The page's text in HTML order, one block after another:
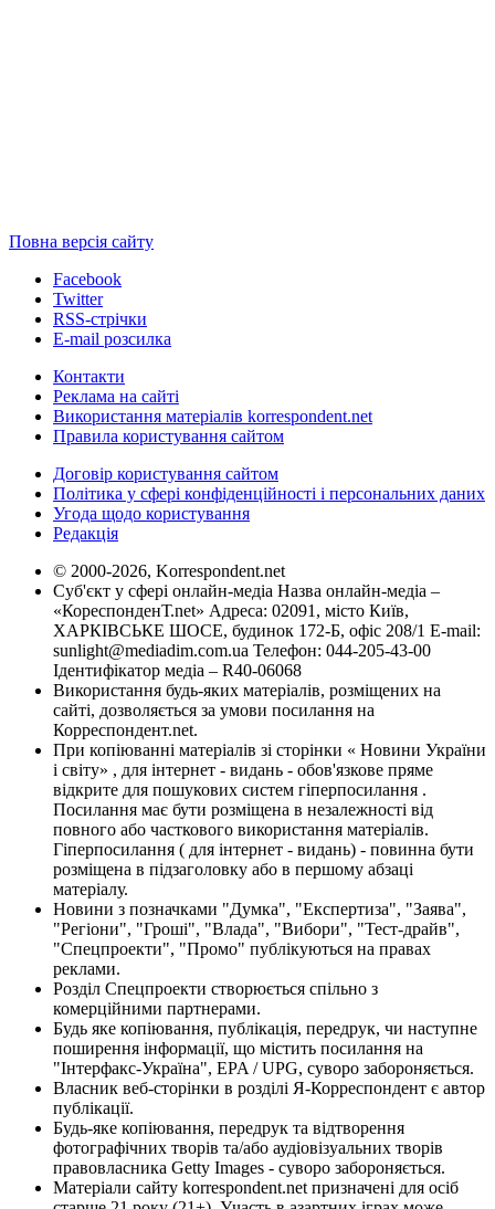
Повна версія сайту
Facebook
Twitter
RSS-стрічки
E-mail розсилка
Контакти
Реклама на сайті
Використання матеріалів korrespondent.net
Правила користування сайтом
Договір користування сайтом
Політика у сфері конфіденційності і персональних даних
Угода щодо користування
Редакція
© 2000-2026, Korrespondent.net
Суб'єкт у сфері онлайн-медіа Назва онлайн-медіа –
«КореспонденТ.net» Адреса: 02091, місто Київ,
ХАРКІВСЬКЕ ШОСЕ, будинок 172-Б, офіс 208/1 E-mail:
sunlight@mediadim.com.ua Телефон: 044-205-43-00
Ідентифікатор медіа – R40-06068
Використання будь-яких матеріалів, розміщених на
сайті, дозволяється за умови посилання на
Корреспондент.net.
При копіюванні матеріалів зі сторінки « Новини України
і світу» , для інтернет - видань - обов'язкове пряме
відкрите для пошукових систем гіперпосилання .
Посилання має бути розміщена в незалежності від
повного або часткового використання матеріалів.
Гіперпосилання ( для інтернет - видань) - повинна бути
розміщена в підзаголовку або в першому абзаці
матеріалу.
Новини з позначками "Думка", "Експертиза", "Заява",
"Регіони", "Гроші", "Влада", "Вибори", "Тест-драйв",
"Спецпроекти", "Промо" публікуються на правах
реклами.
Розділ Спецпроекти створюється спільно з
комерційними партнерами.
Будь яке копіювання, публікація, передрук, чи наступне
поширення інформації, що містить посилання на
"Інтерфакс-Україна", EPA / UPG, суворо забороняється.
Власник веб-сторінки в розділі Я-Корреспондент є автор
публікації.
Будь-яке копіювання, передрук та відтворення
фотографічних творів та/або аудіовізуальних творів
правовласника Getty Images - суворо забороняється.
Матеріали сайту korrespondent.net призначені для осіб